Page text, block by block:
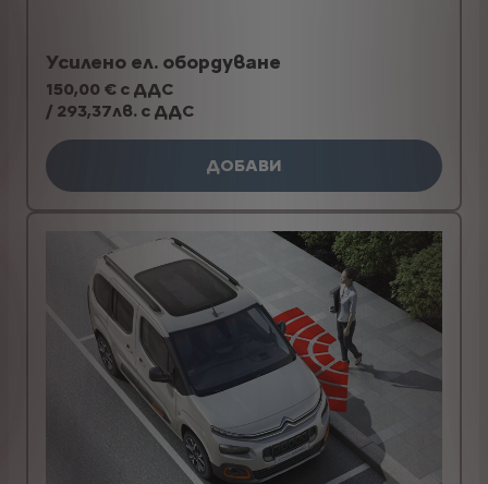
Усилено ел. обордуване
150,00 € с ДДС
/ 293,37лв. с ДДС
ДОБАВИ